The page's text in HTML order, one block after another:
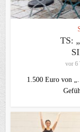
TS:
vor 6
1.500 Euro von